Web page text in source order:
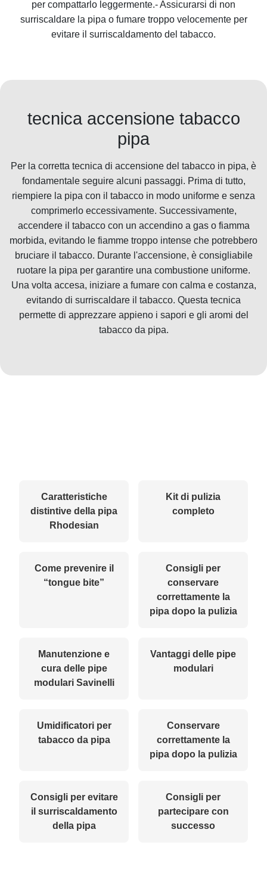
per compattarlo leggermente.- Assicurarsi di non
surriscaldare la pipa o fumare troppo velocemente per
evitare il surriscaldamento del tabacco.
tecnica accensione tabacco
pipa
Per la corretta tecnica di accensione del tabacco in pipa, è
fondamentale seguire alcuni passaggi. Prima di tutto,
riempiere la pipa con il tabacco in modo uniforme e senza
comprimerlo eccessivamente. Successivamente,
accendere il tabacco con un accendino a gas o fiamma
morbida, evitando le fiamme troppo intense che potrebbero
bruciare il tabacco. Durante l'accensione, è consigliabile
ruotare la pipa per garantire una combustione uniforme.
Una volta accesa, iniziare a fumare con calma e costanza,
evitando di surriscaldare il tabacco. Questa tecnica
permette di apprezzare appieno i sapori e gli aromi del
tabacco da pipa.
Caratteristiche
distintive della pipa
Rhodesian
Kit di pulizia
completo
Come prevenire il
“tongue bite”
Consigli per
conservare
correttamente la
pipa dopo la pulizia
Manutenzione e
cura delle pipe
modulari Savinelli
Vantaggi delle pipe
modulari
Umidificatori per
tabacco da pipa
Conservare
correttamente la
pipa dopo la pulizia
Consigli per evitare
il surriscaldamento
della pipa
Consigli per
partecipare con
successo